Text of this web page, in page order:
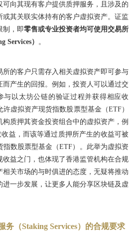
向其现有客户提供质押服务，且涉及的
或其关联实体持有的客户虚拟资产。证监
制，即零售或专业投资者均可使用交易所
Services） 。
所的客户只需存入相关虚拟资产即可参与
而产生的回报。例如，投资人可以通过交
与以太坊公链的验证过程并获得相应收
虚拟资产现货指数股票型基金（ETF）
质押其资金投资组合中的虚拟资产，例
益，而该等通过质押所产生的收益可被
指数股票型基金（ETF）。此举为虚拟资
收益之门，也体现了香港监管机构在合规
关市场的与时俱进的态度，无疑将推动
一步发展，让更多人能分享区块链及虚
务（Staking Services）的合规要求